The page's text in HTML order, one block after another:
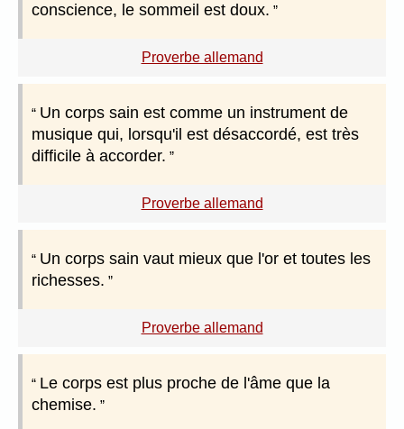
conscience, le sommeil est doux.
Proverbe allemand
Un corps sain est comme un instrument de
musique qui, lorsqu'il est désaccordé, est très
difficile à accorder.
Proverbe allemand
Un corps sain vaut mieux que l'or et toutes les
richesses.
Proverbe allemand
Le corps est plus proche de l'âme que la
chemise.